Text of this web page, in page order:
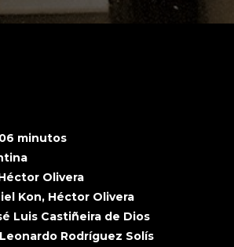
minutos
Olivera
Kon, Héctor Olivera
Luis Castiñeira de Dios
Leonardo Rodríguez Solís